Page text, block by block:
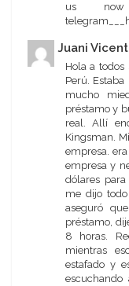
us now
Juani
Hola a todos
Perú.
mucho
préstamo y
real. Allí
Kingsman.
empresa.
empresa y
dólares
me dijo
aseguró
préstamo,
8 horas.
mientras
estafado y